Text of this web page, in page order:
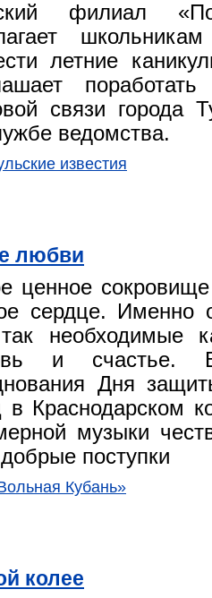
филиал
летние
связи города
ведомства.
известия
любви
ценное
сердце. Именно
необходимые
и счастье.
Дня
Краснодарском
музыки
поступки
Кубань»
колее